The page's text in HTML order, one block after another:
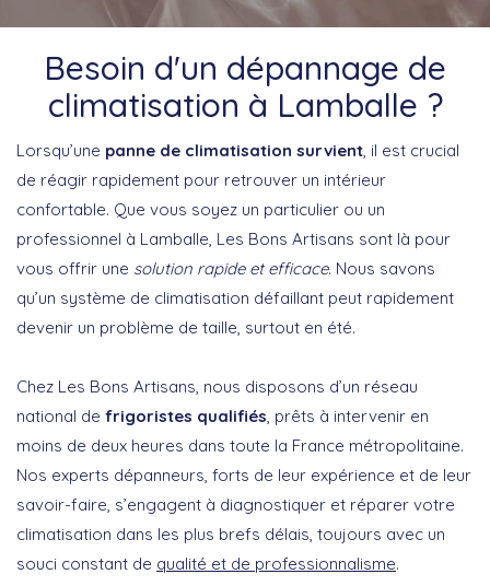
Besoin d'un dépannage de
climatisation à Lamballe ?
Lorsqu’une panne de climatisation survient , il est crucial
de réagir rapidement pour retrouver un intérieur
confortable. Que vous soyez un particulier ou un
professionnel à Lamballe, Les Bons Artisans sont là pour
vous offrir une solution rapide et efficace. Nous savons
qu’un système de climatisation défaillant peut rapidement
devenir un problème de taille, surtout en été.
Chez Les Bons Artisans, nous disposons d’un réseau
national de frigoristes qualifiés , prêts à intervenir en
moins de deux heures dans toute la France métropolitaine.
Nos experts dépanneurs, forts de leur expérience et de leur
savoir-faire, s’engagent à diagnostiquer et réparer votre
climatisation dans les plus brefs délais, toujours avec un
souci constant de qualité et de professionnalisme.